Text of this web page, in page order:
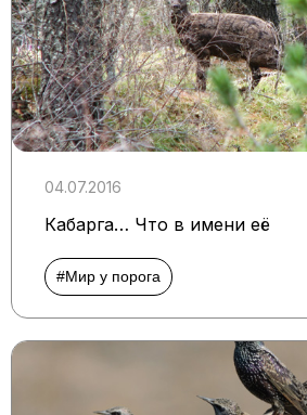
04.07.2016
Кабарга… Что в имени её
#Мир у порога